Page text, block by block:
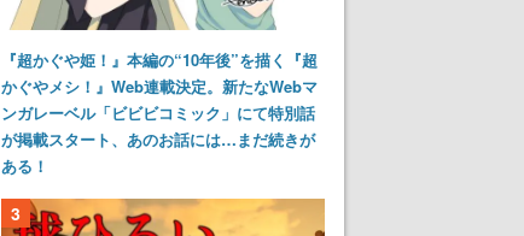
『超かぐや姫！』本編の“10年後”を描く『超
かぐやメシ！』Web連載決定。新たなWebマ
ンガレーベル「ビビビコミック」にて特別話
が掲載スタート、あのお話には…まだ続きが
ある！
3